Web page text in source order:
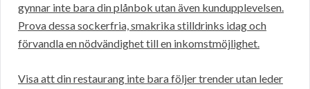
gynnar inte bara din plånbok utan även kundupplevelsen.
Prova dessa sockerfria, smakrika stilldrinks idag och
förvandla en nödvändighet till en inkomstmöjlighet.
Visa att din restaurang inte bara följer trender utan leder